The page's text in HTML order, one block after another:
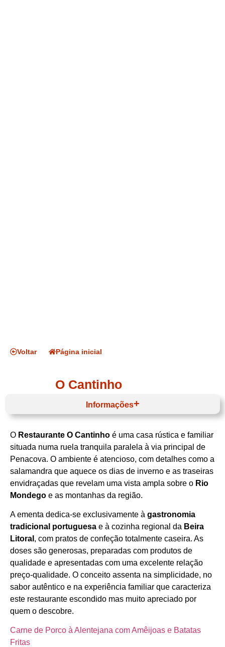
Voltar Página inicial
O Cantinho
O Restaurante O Cantinho é uma casa rústica e familiar
situada numa ruela tranquila paralela à via principal de
Penacova. O ambiente é atencioso, com detalhes como a
salamandra que aquece os dias de inverno e as traseiras
envidraçadas que revelam uma vista ampla sobre o Rio
Mondego e as montanhas da região.
A ementa dedica‑se exclusivamente à gastronomia
tradicional portuguesa e à cozinha regional da Beira
Litoral , com pratos de confeção totalmente caseira. As
doses são generosas, preparadas com produtos de
qualidade e apresentadas com uma excelente relação
preço‑qualidade. O conceito assenta na simplicidade, no
sabor autêntico e na experiência familiar que caracteriza
este restaurante escondido mas muito apreciado por
quem o descobre.
Carne de Porco à Alentejana com Amêijoas e Batatas
Fritas
Informações
Horário de funcionamento